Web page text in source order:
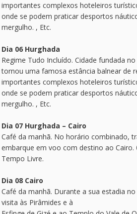
importantes complexos hoteleiros
onde se podem praticar desportos
mergulho. , Etc.
Dia 06 Hurghada
Regime Tudo Incluído. Cidade fundada
tornou uma famosa estância balnear de
importantes complexos hoteleiros
onde se podem praticar desportos
mergulho. , Etc.
Dia 07 Hurghada – Cairo
Café da manhã. No horário combinado,
embarque em voo com destino ao Cairo.
Tempo Livre.
Dia 08 Cairo
Café da manhã. Durante a sua estadia
visita às Pirâmides e à